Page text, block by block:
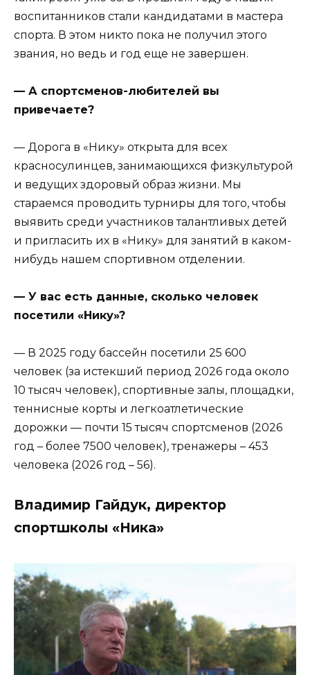
воспитанников стали кандидатами в мастера
спорта. В этом никто пока не получил этого
звания, но ведь и год еще не завершен.
— А спортсменов-любителей вы
привечаете?
— Дорога в «Нику» открыта для всех
красносулинцев, занимающихся физкультурой
и ведущих здоровый образ жизни. Мы
стараемся проводить турниры для того, чтобы
выявить среди участников талантливых детей
и пригласить их в «Нику» для занятий в каком-
нибудь нашем спортивном отделении.
— У вас есть данные, сколько человек
посетили «Нику»?
— В 2025 году бассейн посетили 25 600
человек (за истекший период 2026 года около
10 тысяч человек), спортивные залы, площадки,
теннисные корты и легкоатлетические
дорожки — почти 15 тысяч спортсменов (2026
год – более 7500 человек), тренажеры – 453
человека (2026 год – 56).
Владимир Гайдук, директор
спортшколы «Ника»